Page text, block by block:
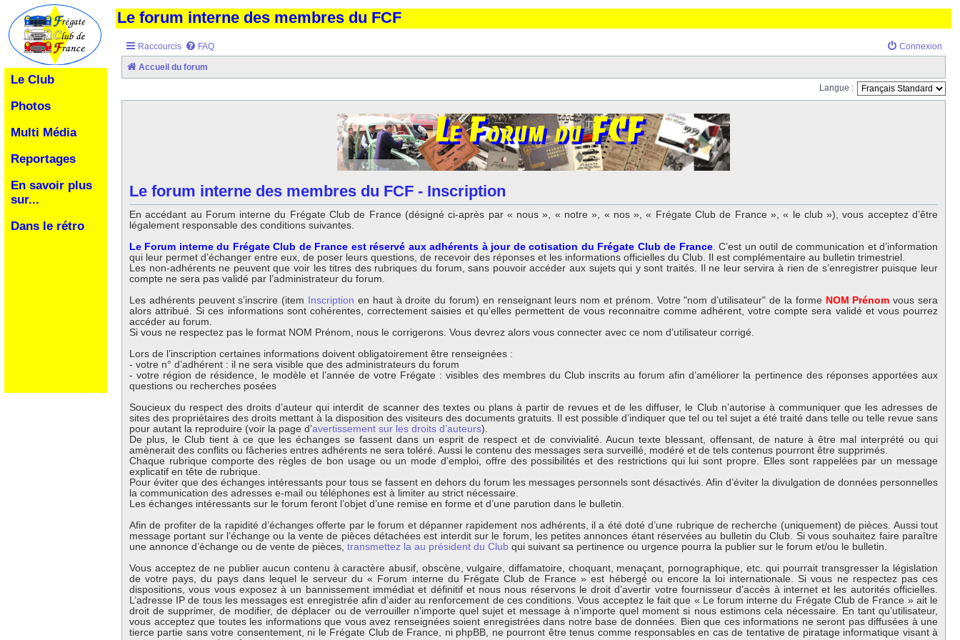
Le Club
Photos
Multi Média
Reportages
En savoir plus
sur...
Dans le rétro
Le forum interne des membres du FCF
Raccourcis FAQ Connexion
Accueil du forum
Langue :
Le forum interne des membres du FCF - Inscription
En accédant au Forum interne du Frégate Club de France (désigné ci-après par « nous », « notre », « nos », « Frégate Club de France », « le club »), vous acceptez d’être
légalement responsable des conditions suivantes.
Le Forum interne du Frégate Club de France est réservé aux adhérents à jour de cotisation du Frégate Club de France. C’est un outil de communication et d’information
qui leur permet d’échanger entre eux, de poser leurs questions, de recevoir des réponses et les informations officielles du Club. Il est complémentaire au bulletin trimestriel.
Les non-adhérents ne peuvent que voir les titres des rubriques du forum, sans pouvoir accéder aux sujets qui y sont traités. Il ne leur servira à rien de s’enregistrer puisque leur
compte ne sera pas validé par l’administrateur du forum.
Les adhérents peuvent s’inscrire (item Inscription en haut à droite du forum) en renseignant leurs nom et prénom. Votre "nom d’utilisateur" de la forme NOM Prénom vous sera
alors attribué. Si ces informations sont cohérentes, correctement saisies et qu’elles permettent de vous reconnaitre comme adhérent, votre compte sera validé et vous pourrez
accéder au forum.
Si vous ne respectez pas le format NOM Prénom, nous le corrigerons. Vous devrez alors vous connecter avec ce nom d’utilisateur corrigé.
Lors de l’inscription certaines informations doivent obligatoirement être renseignées :
- votre n° d’adhérent : il ne sera visible que des administrateurs du forum
- votre région de résidence, le modèle et l’année de votre Frégate : visibles des membres du Club inscrits au forum afin d’améliorer la pertinence des réponses apportées aux
questions ou recherches posées
Soucieux du respect des droits d’auteur qui interdit de scanner des textes ou plans à partir de revues et de les diffuser, le Club n’autorise à communiquer que les adresses de
sites des propriétaires des droits mettant à la disposition des visiteurs des documents gratuits. Il est possible d’indiquer que tel ou tel sujet a été traité dans telle ou telle revue sans
pour autant la reproduire (voir la page d’avertissement sur les droits d’auteurs).
De plus, le Club tient à ce que les échanges se fassent dans un esprit de respect et de convivialité. Aucun texte blessant, offensant, de nature à être mal interprété ou qui
amènerait des conflits ou fâcheries entres adhérents ne sera toléré. Aussi le contenu des messages sera surveillé, modéré et de tels contenus pourront être supprimés.
Chaque rubrique comporte des règles de bon usage ou un mode d’emploi, offre des possibilités et des restrictions qui lui sont propre. Elles sont rappelées par un message
explicatif en tête de rubrique.
Pour éviter que des échanges intéressants pour tous se fassent en dehors du forum les messages personnels sont désactivés. Afin d’éviter la divulgation de données personnelles
la communication des adresses e-mail ou téléphones est à limiter au strict nécessaire.
Les échanges intéressants sur le forum feront l’objet d’une remise en forme et d’une parution dans le bulletin.
Afin de profiter de la rapidité d’échanges offerte par le forum et dépanner rapidement nos adhérents, il a été doté d’une rubrique de recherche (uniquement) de pièces. Aussi tout
message portant sur l’échange ou la vente de pièces détachées est interdit sur le forum, les petites annonces étant réservées au bulletin du Club. Si vous souhaitez faire paraître
une annonce d’échange ou de vente de pièces, transmettez la au président du Club qui suivant sa pertinence ou urgence pourra la publier sur le forum et/ou le bulletin.
Vous acceptez de ne publier aucun contenu à caractère abusif, obscène, vulgaire, diffamatoire, choquant, menaçant, pornographique, etc. qui pourrait transgresser la législation
de votre pays, du pays dans lequel le serveur du « Forum interne du Frégate Club de France » est hébergé ou encore la loi internationale. Si vous ne respectez pas ces
dispositions, vous vous exposez à un bannissement immédiat et définitif et nous nous réservons le droit d’avertir votre fournisseur d’accès à internet et les autorités officielles.
L’adresse IP de tous les messages est enregistrée afin d’aider au renforcement de ces conditions. Vous acceptez le fait que « Le forum interne du Frégate Club de France » ait le
droit de supprimer, de modifier, de déplacer ou de verrouiller n’importe quel sujet et message à n’importe quel moment si nous estimons cela nécessaire. En tant qu’utilisateur,
vous acceptez que toutes les informations que vous avez renseignées soient enregistrées dans notre base de données. Bien que ces informations ne seront pas diffusées à une
tierce partie sans votre consentement, ni le Frégate Club de France, ni phpBB, ne pourront être tenus comme responsables en cas de tentative de piratage informatique visant à